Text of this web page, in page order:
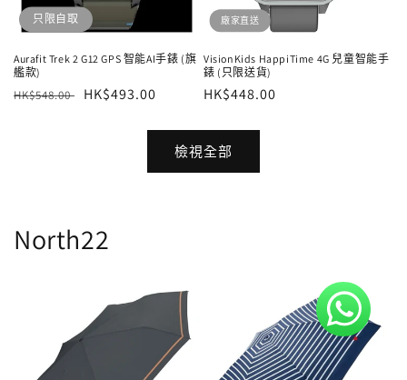
只限自取
Aurafit Trek 2 G12 GPS 智能AI手錶 (旗
艦款)
定
HK$548.00
售
HK$493.00
廠家直送
VisionKids HappiTime 4G 兒童智能手
錶 (只限送貨)
定
HK$448.00
檢視全部
North22